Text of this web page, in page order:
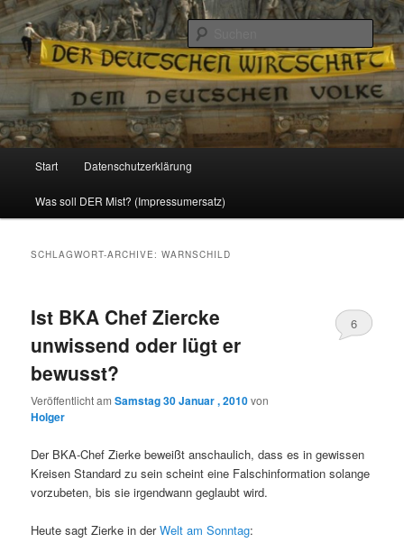
Reizzentrum
Politik, Wirtschaft, Soziales und Gesellschaft
Zum
Inhalt
Zum
sekundären
Start Datenschutzerklärung
Was soll DER Mist? (Impressumersatz)
SCHLAGWORT-ARCHIVE:WARNSCHILD
Ist BKA Chef Ziercke
unwissend oder lügt er
bewusst?
Veröffentlicht amSamstag 30 Januar , 2010von
Holger
6
Der BKA-Chef Zierke beweißt anschaulich, dass es in gewissen
Kreisen Standard zu sein scheint eine Falschinformation solange
vorzubeten, bis sie irgendwann geglaubt wird.
Heute sagt Zierke in derWelt am Sonntag: